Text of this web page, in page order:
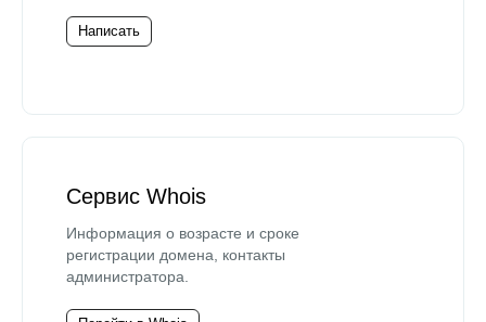
Написать
Сервис Whois
Информация о возрасте и сроке
регистрации домена, контакты
администратора.